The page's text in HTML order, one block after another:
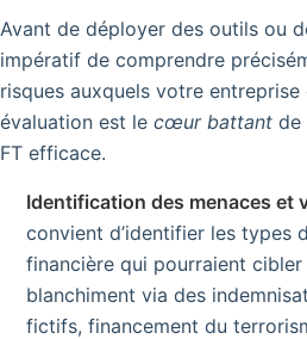
Avant de déployer des outils ou
impératif de comprendre
risques auxquels votre
évaluation est le cœur battant de
FT efficace.
Identification des menaces et
convient d’identifier les types
financière qui pourraient
blanchiment via des
fictifs, financement du